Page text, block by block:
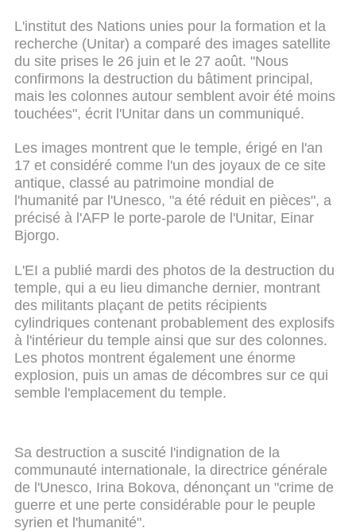
L'institut des Nations unies pour la formation et la
recherche (Unitar) a comparé des images satellite
du site prises le 26 juin et le 27 août. "Nous
confirmons la destruction du bâtiment principal,
mais les colonnes autour semblent avoir été moins
touchées", écrit l'Unitar dans un communiqué.
Les images montrent que le temple, érigé en l'an
17 et considéré comme l'un des joyaux de ce site
antique, classé au patrimoine mondial de
l'humanité par l'Unesco, "a été réduit en pièces", a
précisé à l'AFP le porte-parole de l'Unitar, Einar
Bjorgo.
L'EI a publié mardi des photos de la destruction du
temple, qui a eu lieu dimanche dernier, montrant
des militants plaçant de petits récipients
cylindriques contenant probablement des explosifs
à l'intérieur du temple ainsi que sur des colonnes.
Les photos montrent également une énorme
explosion, puis un amas de décombres sur ce qui
semble l'emplacement du temple.
Sa destruction a suscité l'indignation de la
communauté internationale, la directrice générale
de l'Unesco, Irina Bokova, dénonçant un "crime de
guerre et une perte considérable pour le peuple
syrien et l'humanité".